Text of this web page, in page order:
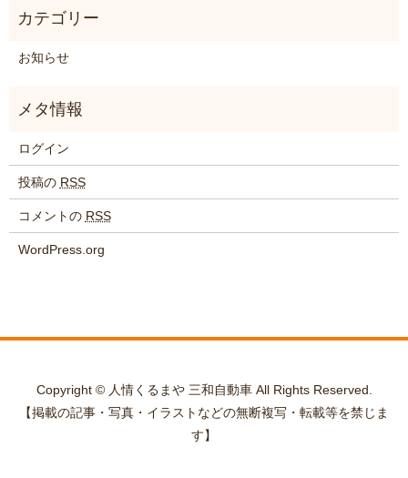
お知らせ
ログイン
投稿の RSS
コメントの RSS
WordPress.org
Copyright © 人情くるまや 三和自動車 All Rights Reserved.
【掲載の記事・写真・イラストなどの無断複写・転載等を禁じま
す】